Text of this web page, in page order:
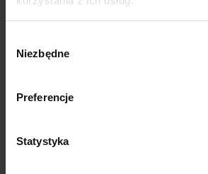
zgody
Niezbędne
Preferencje
Statystyka
Produkty z tej samej kolekcji